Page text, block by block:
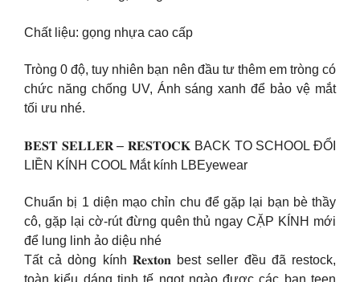
Chất liệu: gọng nhựa cao cấp
Tròng 0 độ, tuy nhiên bạn nên đầu tư thêm em tròng có
chức năng chống UV, Ánh sáng xanh để bảo vệ mắt
tối ưu nhé.
𝐁𝐄𝐒𝐓 𝐒𝐄𝐋𝐋𝐄𝐑 – 𝐑𝐄𝐒𝐓𝐎𝐂𝐊 BACK TO SCHOOL ĐỔI
LIỀN KÍNH COOL Mắt kính LBEyewear
Chuẩn bị 1 diện mạo chỉn chu để gặp lại bạn bè thầy
cô, gặp lại cờ-rút đừng quên thủ ngay CẶP KÍNH mới
để lung linh ảo diệu nhé
Tất cả dòng kính 𝐑𝐞𝐱𝐭𝐨𝐧 best seller đều đã restock,